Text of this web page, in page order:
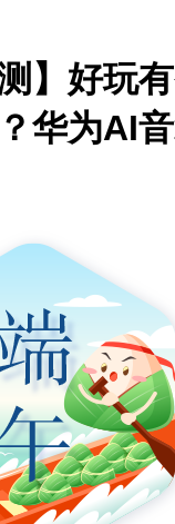
测】好玩
华为AI